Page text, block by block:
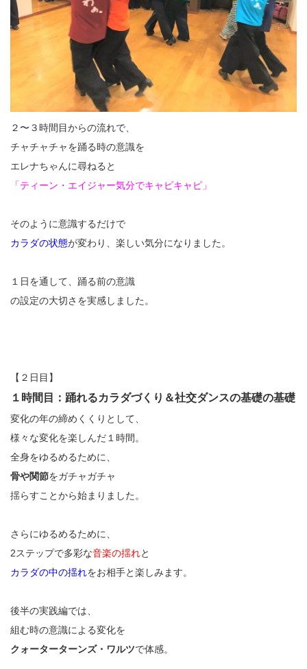
２〜３時間目からの流れで、
チャチャチャを踊る時の意識を
エレナちゃんに尋ねると
「ティーン・エイジャー気分でキャピキャピ」
そのように意識するだけで
カラダの状態が変わり、楽しい気分になりました。
１日を通して、踊る前の意識
の設定の大切さを実感しました。
【２日目】
１時間目：踊れるカラダづくり＆社交ダンスの基礎の基礎
変化の年の締めくくりとして、
様々な変化を楽しんだ１時間。
全身をゆるめるために、
骨や関節をガチャガチャ
揺らすことから始まりました。
さらにゆるめるために、
2ステップで多彩な音楽の揺れと
カラダの中の揺れをお相手と楽しみます。
後半の実践編では、
組む時の意識による変化を
クォーターターンズ・ワルツで体感。